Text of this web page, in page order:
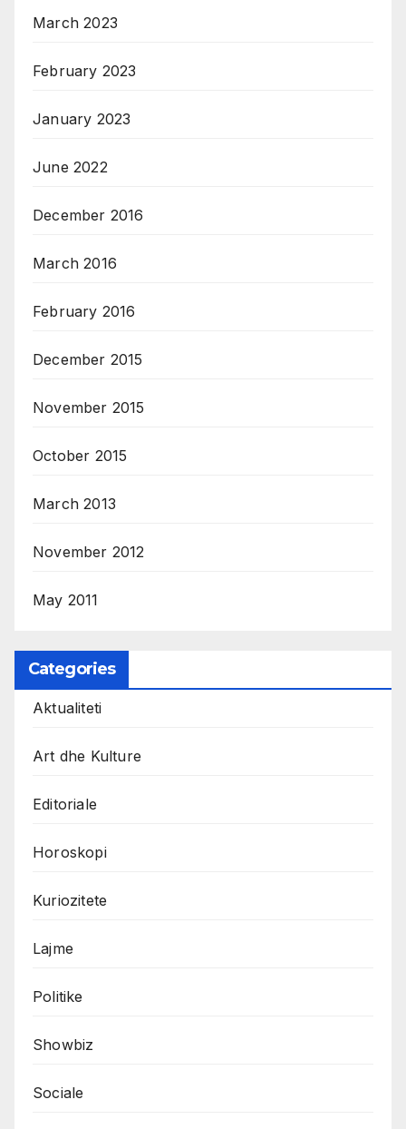
March 2023
February 2023
January 2023
June 2022
December 2016
March 2016
February 2016
December 2015
November 2015
October 2015
March 2013
November 2012
May 2011
Categories
Aktualiteti
Art dhe Kulture
Editoriale
Horoskopi
Kuriozitete
Lajme
Politike
Showbiz
Sociale